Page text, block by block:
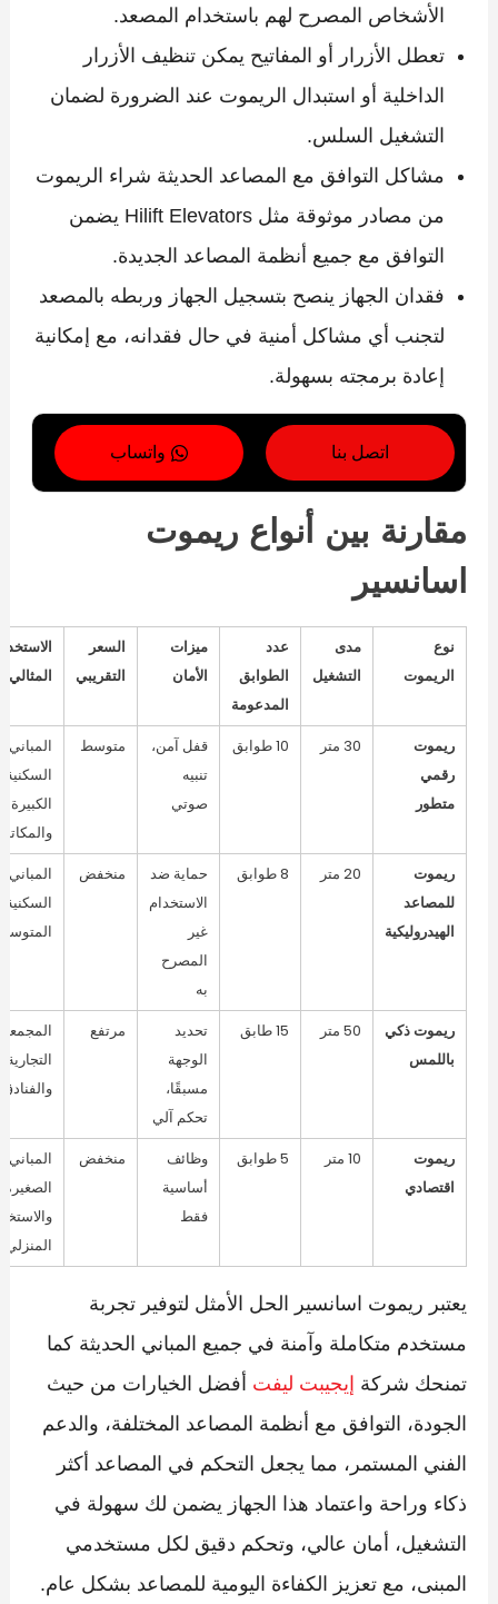
الأشخاص المصرح لهم باستخدام المصعد.
تعطل الأزرار أو المفاتيح يمكن تنظيف الأزرار
الداخلية أو استبدال الريموت عند الضرورة لضمان
التشغيل السلس.
مشاكل التوافق مع المصاعد الحديثة شراء الريموت
من مصادر موثوقة مثل Hilift Elevators يضمن
التوافق مع جميع أنظمة المصاعد الجديدة.
فقدان الجهاز ينصح بتسجيل الجهاز وربطه بالمصعد
لتجنب أي مشاكل أمنية في حال فقدانه، مع إمكانية
إعادة برمجته بسهولة.
اتصل بنا واتساب
مقارنة بين أنواع ريموت
اسانسير
نوع
الريموت
مدى
التشغيل
عدد
الطوابق
المدعومة
ميزات
الأمان
السعر
التقريبي
المثالي
ريموت
رقمي
متطور
30 متر 10 طوابق
قفل آمن،
تنبيه
صوتي
متوسط
المباني
السكنية
الكبيرة
ريموت
للمصاعد
الهيدروليكية
20 متر 8 طوابق
حماية ضد
الاستخدام
غير
المصرح
به
منخفض
المباني
السكنية
ريموت ذكي
باللمس
50 متر 15 طابق
تحديد
الوجهة
مسبقًا،
تحكم آلي
مرتفع
التجارية
والفنادق
ريموت
اقتصادي
10 متر 5 طوابق
وظائف
أساسية
فقط
منخفض
المباني
الصغيرة
المنزلي
يعتبر ريموت اسانسير الحل الأمثل لتوفير تجربة
مستخدم متكاملة وآمنة في جميع المباني الحديثة كما
تمنحك شركة إيجيبت ليفت أفضل الخيارات من حيث
الجودة، التوافق مع أنظمة المصاعد المختلفة، والدعم
الفني المستمر، مما يجعل التحكم في المصاعد أكثر
ذكاء وراحة واعتماد هذا الجهاز يضمن لك سهولة في
التشغيل، أمان عالي، وتحكم دقيق لكل مستخدمي
المبنى، مع تعزيز الكفاءة اليومية للمصاعد بشكل عام.